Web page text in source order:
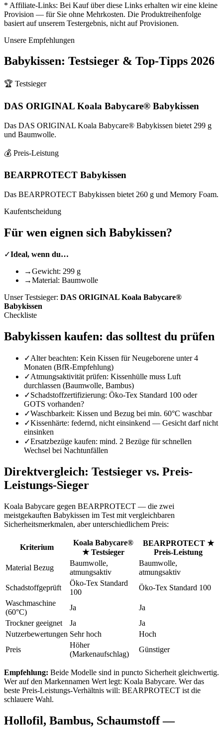
* Affiliate-Links: Bei Kauf über diese Links erhalten wir eine kleine
Provision — für Sie ohne Mehrkosten. Die Produktreihenfolge
basiert auf unserem Testergebnis, nicht auf Provisionen.
Unsere Empfehlungen
Babykissen: Testsieger & Top-Tipps 2026
🏆 Testsieger
DAS ORIGINAL Koala Babycare® Babykissen
Das DAS ORIGINAL Koala Babycare® Babykissen bietet 299 g
und Baumwolle.
💰 Preis-Leistung
BEARPROTECT Babykissen
Das BEARPROTECT Babykissen bietet 260 g und Memory Foam.
Kaufentscheidung
Für wen eignen sich Babykissen?
✓Ideal, wenn du…
→Gewicht: 299 g
→Material: Baumwolle
Unser Testsieger: DAS ORIGINAL Koala Babycare®
Babykissen
Checkliste
Babykissen kaufen: das solltest du prüfen
✓Alter beachten: Kein Kissen für Neugeborene unter 4
Monaten (BfR-Empfehlung)
✓Atmungsaktivität prüfen: Kissenhülle muss Luft
durchlassen (Baumwolle, Bambus)
✓Schadstoffzertifizierung: Öko-Tex Standard 100 oder
GOTS vorhanden?
✓Waschbarkeit: Kissen und Bezug bei min. 60°C waschbar
✓Kissenhärte: federnd, nicht einsinkend — Gesicht darf nicht
einsinken
✓Ersatzbezüge kaufen: mind. 2 Bezüge für schnellen
Wechsel bei Nachtunfällen
Direktvergleich: Testsieger vs. Preis-
Leistungs-Sieger
Koala Babycare gegen BEARPROTECT — die zwei
meistgekauften Babykissen im Test mit vergleichbaren
Sicherheitsmerkmalen, aber unterschiedlichem Preis:
Kriterium
Koala Babycare®
★ Testsieger
BEARPROTECT ★
Preis-Leistung
Material Bezug
Baumwolle,
atmungsaktiv
Baumwolle,
atmungsaktiv
Schadstoffgeprüft
Öko-Tex Standard
100
Öko-Tex Standard 100
Waschmaschine
(60°C)
Ja
Ja
Trockner geeignet
Ja
Ja
Nutzerbewertungen Sehr hoch
Hoch
Preis
Höher
(Markenaufschlag)
Günstiger
Empfehlung: Beide Modelle sind in puncto Sicherheit gleichwertig.
Wer auf den Markennamen Wert legt: Koala Babycare. Wer das
beste Preis-Leistungs-Verhältnis will: BEARPROTECT ist die
schlauere Wahl.
Hollofil, Bambus, Schaumstoff —